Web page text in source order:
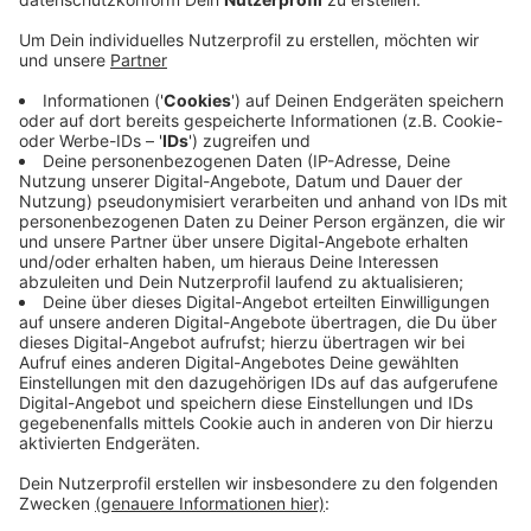
Anzeige
Mit einer Fahrraddemo wollen die Umweltaktivisten
für mehr fahrradfreundliche Stadtplanung in Kleve
demonstrieren. Seit Jahren gehe hier die Umsetzung
von fahrradfreundlichen Konzepten nur schleppend
voran. Während die Niederlande zeige, was möglich sei,
hinke Kleve nach wie vor Jahrzehnte zurück. Die Route
der Demo wird ab 17 Uhr über den Klever Ring in die
Oberstadt zu einer Zwischenkundgebung an der
Kreisverwaltung und dann über die Lindenallee und
Gruftstraße Richtung Rathaus führen, wo gegen 18:30
Uhr eine kurze Endkundgebung vorgesehen ist.
Anzeige